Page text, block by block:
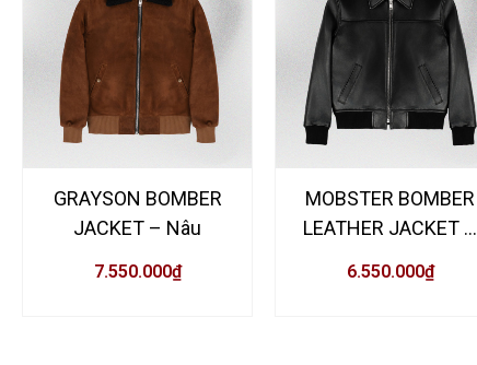
Xanh rêu”
Bạn phải đăng nhập để gửi đánh giá.
GRAYSON BOMBER
JACKET – Nâu
7.550.000₫
MOBSTER BOMBER
LEATHER JACKET –
6.550.000₫